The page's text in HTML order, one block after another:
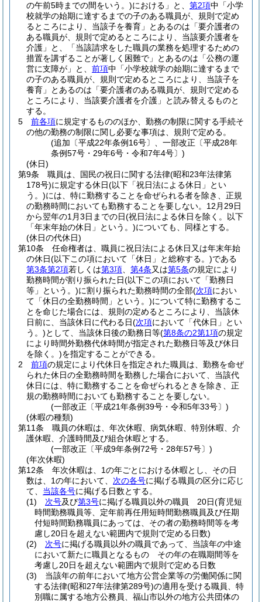
の午前5時までの間をいう。)における」と、 第2項中「小学
校就学の始期に達するまでの子のある職員が、規則で定め
るところにより、当該子を養育」とあるのは「要介護者の
ある職員が、規則で定めるところにより、当該要介護者を
介護」と、「当該請求をした職員の業務を処理するための
措置を講ずることが著しく困難で」とあるのは「公務の運
営に支障が」と、 前項中「小学校就学の始期に達するまで
の子のある職員が、規則で定めるところにより、当該子を
養育」とあるのは「要介護者のある職員が、規則で定める
ところにより、当該要介護者を介護」と読み替えるものと
する。
5
前各項に規定するもののほか、勤務の制限に関する手続そ
の他の勤務の制限に関し必要な事項は、規則で定める。
(追加〔平成22年条例16号〕、一部改正〔平成28年
条例57号・29年6号・令和7年4号〕)
(休日)
第9条
職員は、国民の祝日に関する法律(昭和23年法律第
178号)に規定する休日(以下「祝日法による休日」とい
う。)には、特に勤務することを命ぜられる者を除き、正規
の勤務時間においても勤務することを要しない。 12月29日
から翌年の1月3日までの日(祝日法による休日を除く。以下
「年末年始の休日」という。)についても、同様とする。
(休日の代休日)
第10条
任命権者は、職員に祝日法による休日又は年末年始
の休日(以下この項において「休日」と総称する。)である
第3条第2項若しくは第3項 第4条又は第5条の規定により
勤務時間が割り振られた日(以下この項において「勤務日
等」という。)に割り振られた勤務時間の全部(次項におい
て「休日の全勤務時間」という。)について特に勤務するこ
とを命じた場合には、規則の定めるところにより、当該休
日前に、当該休日に代わる日(次項において「代休日」とい
う。)として、当該休日後の勤務日等(第8条の2第1項の規定
により時間外勤務代休時間が指定された勤務日等及び休日
を除く。)を指定することができる。
2
前項の規定により代休日を指定された職員は、勤務を命ぜ
られた休日の全勤務時間を勤務した場合において、当該代
休日には、特に勤務することを命ぜられるときを除き、正
規の勤務時間においても勤務することを要しない。
(一部改正〔平成21年条例39号・令和5年33号〕)
(休暇の種類)
第11条
職員の休暇は、年次休暇、病気休暇、特別休暇、介
護休暇、介護時間及び組合休暇とする。
(一部改正〔平成9年条例72号・28年57号〕)
(年次休暇)
第12条
年次休暇は、1の年ごとにおける休暇とし、その日
数は、1の年において、 次の各号に掲げる職員の区分に応じ
て、 当該各号に掲げる日数とする。
(1)
次号及び第3号に掲げる職員以外の職員 20日(育児短
時間勤務職員等、定年前再任用短時間勤務職員及び任期
付短時間勤務職員にあっては、その者の勤務時間等を考
慮し20日を超えない範囲内で規則で定める日数)
(2)
次号に掲げる職員以外の職員であって、当該年の中途
において新たに職員となるもの その年の在職期間等を
考慮し20日を超えない範囲内で規則で定める日数
(3)
当該年の前年において地方公営企業等の労働関係に関
する法律(昭和27年法律第289号)の適用を受ける職員、特
別職に属する地方公務員、福山市以外の地方公共団体の